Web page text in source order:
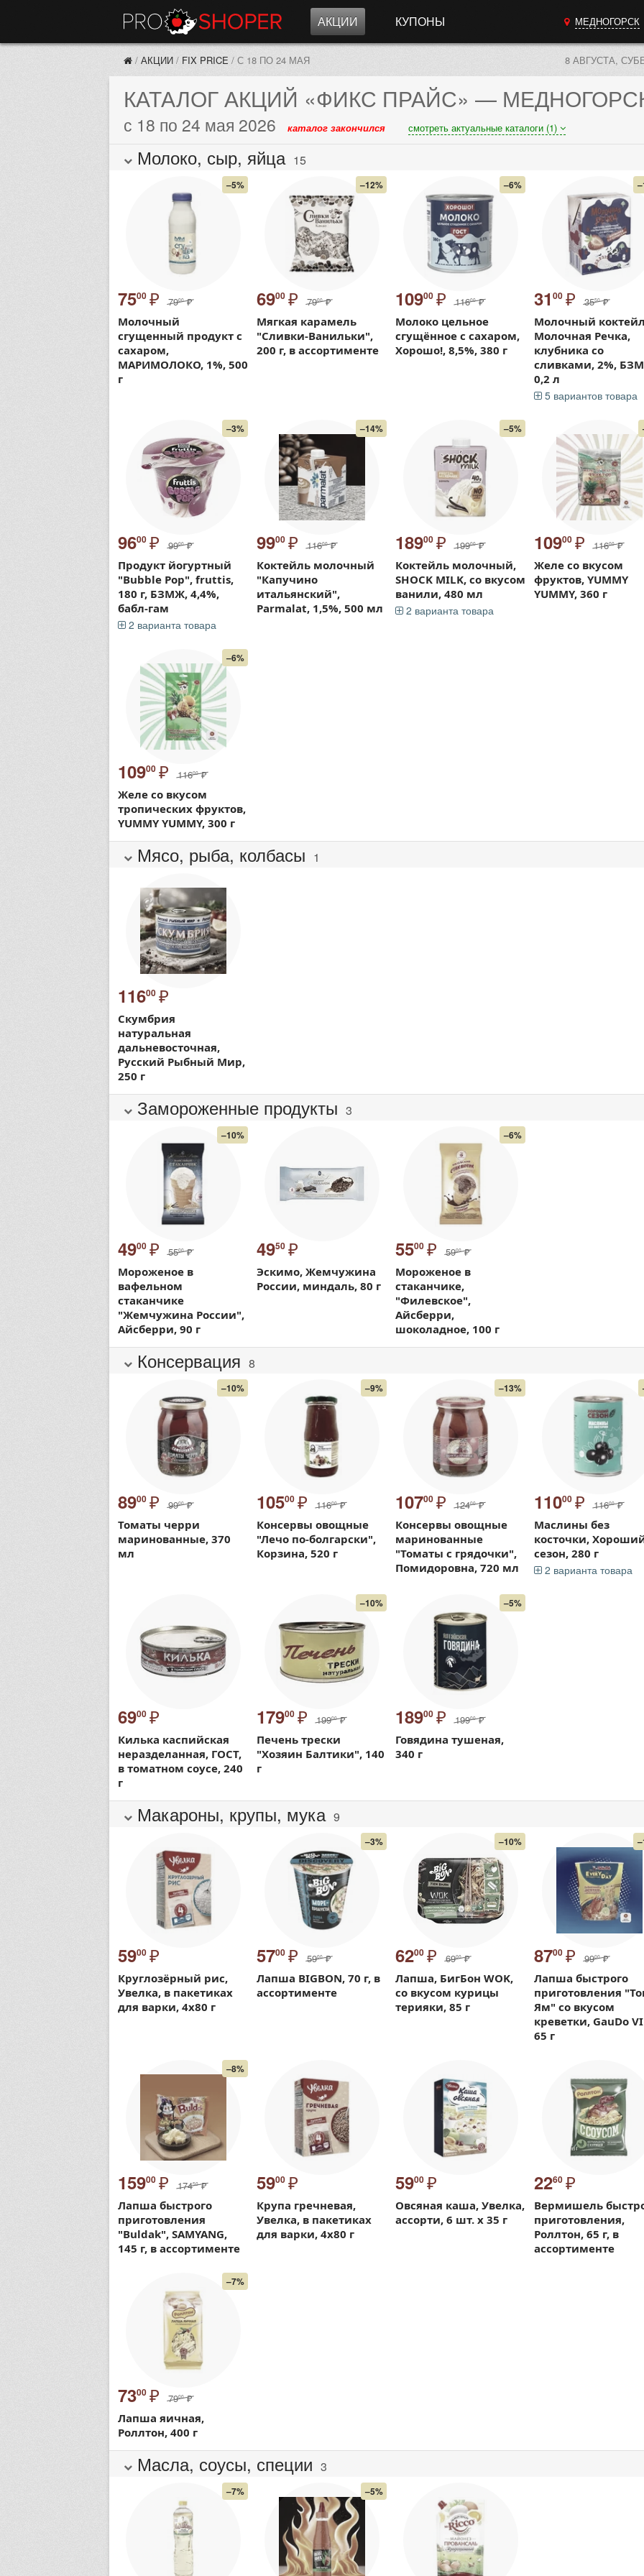
АКЦИИ КУПОНЫ МЕДНОГОРСК
/ АКЦИИ / FIX PRICE / С 18 ПО 24 МАЯ 8 АВГУСТА,
КАТАЛОГ АКЦИЙ «ФИКС ПРАЙС» —
с 18 по 24 мая 2026 каталог закончился смотреть актуальные каталоги (1)
Молоко, сыр, яйца 15
–5%
7500 ₽ 7900 ₽
Молочный
сгущенный продукт с
сахаром,
МАРИМОЛОКО, 1%, 500
г
–12%
6900 ₽ 7900 ₽
Мягкая карамель
"Сливки-Ванильки",
200 г, в ассортименте
–6%
10900 ₽ 11600 ₽
Молоко цельное
сгущённое с сахаром,
Хорошо!, 8,5%, 380 г
31 00 ₽ 3550 ₽
Молочный
Молочная Речка,
клубника со
сливками, 2%,
0,2 л
5 вариантов товара
–3%
9600 ₽ 9900 ₽
Продукт йогуртный
"Bubble Pop", fruttis,
180 г, БЗМЖ, 4,4%,
бабл-гам
2 варианта товара
–14%
9900 ₽ 11600 ₽
Коктейль молочный
"Капучино
итальянский",
Parmalat, 1,5%, 500 мл
–5%
18900 ₽ 19900 ₽
Коктейль молочный,
SHOCK MILK, со вкусом
ванили, 480 мл
2 варианта товара
10900 ₽ 11600 ₽
Желе со вкусом
фруктов, YUMMY
YUMMY, 360 г
–6%
10900 ₽ 11600 ₽
Желе со вкусом
тропических фруктов,
YUMMY YUMMY, 300 г
Мясо, рыба, колбасы 1
11600 ₽
Скумбрия
натуральная
дальневосточная,
Русский Рыбный Мир,
250 г
Замороженные продукты 3
–10%
4900 ₽ 5500 ₽
Мороженое в
вафельном
стаканчике
"Жемчужина России",
Айсберри, 90 г
4950 ₽
Эскимо, Жемчужина
России, миндаль, 80 г
–6%
5500 ₽ 5900 ₽
Мороженое в
стаканчике,
"Филевское",
Айсберри,
шоколадное, 100 г
Консервация 8
–10%
8900 ₽ 9900 ₽
Томаты черри
маринованные, 370
мл
–9%
10500 ₽ 11600 ₽
Консервы овощные
"Лечо по-болгарски",
Корзина, 520 г
–13%
10700 ₽ 12400 ₽
Консервы овощные
маринованные
"Томаты с грядочки",
Помидоровна, 720 мл
11000 ₽ 11600 ₽
Маслины без
косточки,
сезон, 280 г
2 варианта товара
6900 ₽
Килька каспийская
неразделанная, ГОСТ,
в томатном соусе, 240
г
–10%
17900 ₽ 19900 ₽
Печень трески
"Хозяин Балтики", 140
г
–5%
18900 ₽ 19900 ₽
Говядина тушеная,
340 г
Макароны, крупы, мука 9
5900 ₽
Круглозёрный рис,
Увелка, в пакетиках
для варки, 4х80 г
–3%
5700 ₽ 5900 ₽
Лапша BIGBON, 70 г, в
ассортименте
–10%
6200 ₽ 6900 ₽
Лапша, БигБон WOK,
со вкусом курицы
терияки, 85 г
8700 ₽ 9900 ₽
Лапша быстрого
приготовления
Ям" со вкусом
креветки, GauDo
65 г
–8%
15900 ₽ 17450 ₽
Лапша быстрого
приготовления
"Buldak", SAMYANG,
145 г, в ассортименте
5900 ₽
Крупа гречневая,
Увелка, в пакетиках
для варки, 4х80 г
5900 ₽
Овсяная каша, Увелка,
ассорти, 6 шт. х 35 г
2260 ₽
Вермишель
приготовления,
Роллтон, 65 г, в
ассортименте
–7%
7300 ₽ 7900 ₽
Лапша яичная,
Роллтон, 400 г
Масла, соусы, специи 3
–7% –5%